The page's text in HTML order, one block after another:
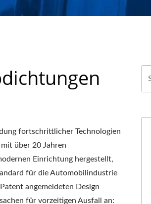
fortschrittlicher Technologien
über 20 Jahren
Einrichtung hergestellt,
für die Automobilindustrie
angemeldeten Design
für vorzeitigen Ausfall an: